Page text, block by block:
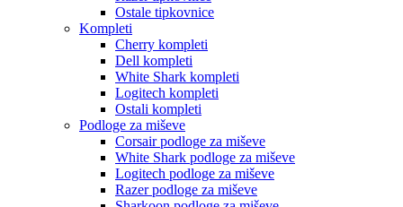
Ostale tipkovnice
Kompleti
Cherry kompleti
Dell kompleti
White Shark kompleti
Logitech kompleti
Ostali kompleti
Podloge za miševe
Corsair podloge za miševe
White Shark podloge za miševe
Logitech podloge za miševe
Razer podloge za miševe